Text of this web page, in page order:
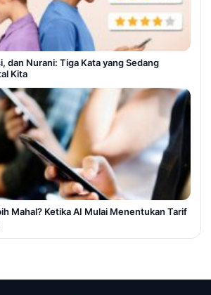
dan Nurani: Tiga Kata yang Sedang
Kita
Mahal? Ketika AI Mulai Menentukan Tarif